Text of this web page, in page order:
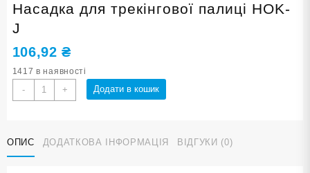
Насадка для трекінгової палиці HOK-
J
106,92₴
1417 в наявності
-
Насадка
для
HOK-
J
+ Додати в кошик
ОПИС ДОДАТКОВА ІНФОРМАЦІЯ ВІДГУКИ (0)